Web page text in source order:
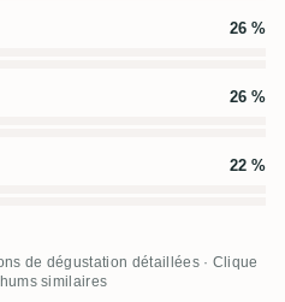
26 %
26 %
22 %
de dégustation détaillées · Clique
similaires